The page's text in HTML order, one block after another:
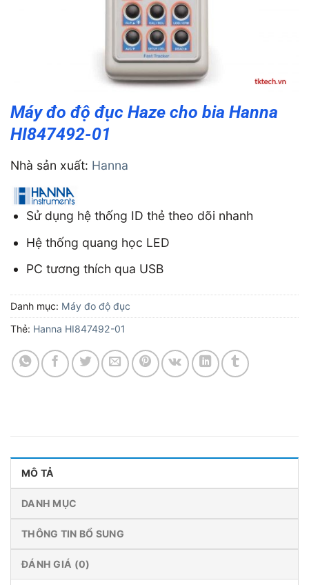
Máy đo độ đục Haze cho bia Hanna
HI847492-01
Nhà sản xuất: Hanna
Sử dụng hệ thống ID thẻ theo dõi nhanh
Hệ thống quang học LED
PC tương thích qua USB
Danh mục: Máy đo độ đục
Thẻ: Hanna HI847492-01
MÔ TẢ
DANH MỤC
THÔNG TIN BỔ SUNG
ĐÁNH GIÁ (0)